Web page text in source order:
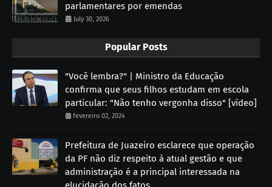
parlamentares por emendas
July 30, 2026
Popular Posts
"Você lembra?" | Ministro da Educação
confirma que seus filhos estudam em escola
particular: "Não tenho vergonha disso" [vídeo]
fevereiro 02, 2024
Prefeitura de Juazeiro esclarece que operação
da PF não diz respeito à atual gestão e que
administração é a principal interessada na